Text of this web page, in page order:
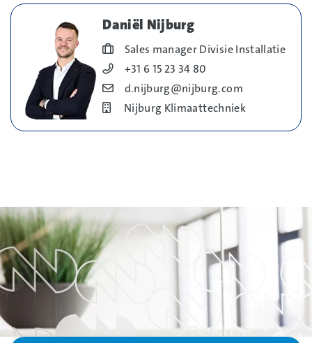
Daniël Nijburg
Blog_field_Functie
Sales manager Divisie Installatie
Blog_field_Telefoonnummer
+31 6 15 23 34 80
Blog_field_E-mail
d.nijburg@nijburg.com
Bedrijf
Nijburg Klimaattechniek